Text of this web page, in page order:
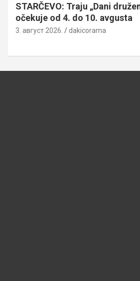
STARČEVO: Traju „Dani
očekuje od 4. do 10. avgusta
3. август 2026. dakicorama